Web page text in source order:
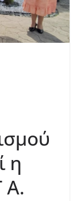
η
Α.